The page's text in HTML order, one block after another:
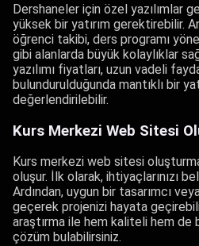
Dershaneler için özel yazılımlar
yüksek bir yatırım gerektirebilir.
öğrenci takibi, ders programı
gibi alanlarda büyük kolaylıklar
yazılımı fiyatları, uzun vadeli
bulundurulduğunda mantıklı bir
değerlendirilebilir.
Kurs Merkezi Web Sitesi
Kurs merkezi web sitesi
oluşur. İlk olarak, ihtiyaçlarınızı
Ardından, uygun bir tasarımcı
geçerek projenizi hayata
araştırma ile hem kaliteli hem de
çözüm bulabilirsiniz.